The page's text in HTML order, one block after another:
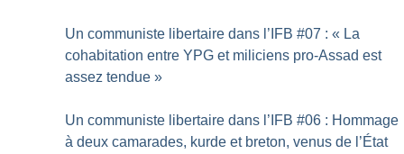
Un communiste libertaire dans l’IFB #07 : « La
cohabitation entre YPG et miliciens pro-Assad est
assez tendue »
Un communiste libertaire dans l’IFB #06 : Hommage
à deux camarades, kurde et breton, venus de l’État